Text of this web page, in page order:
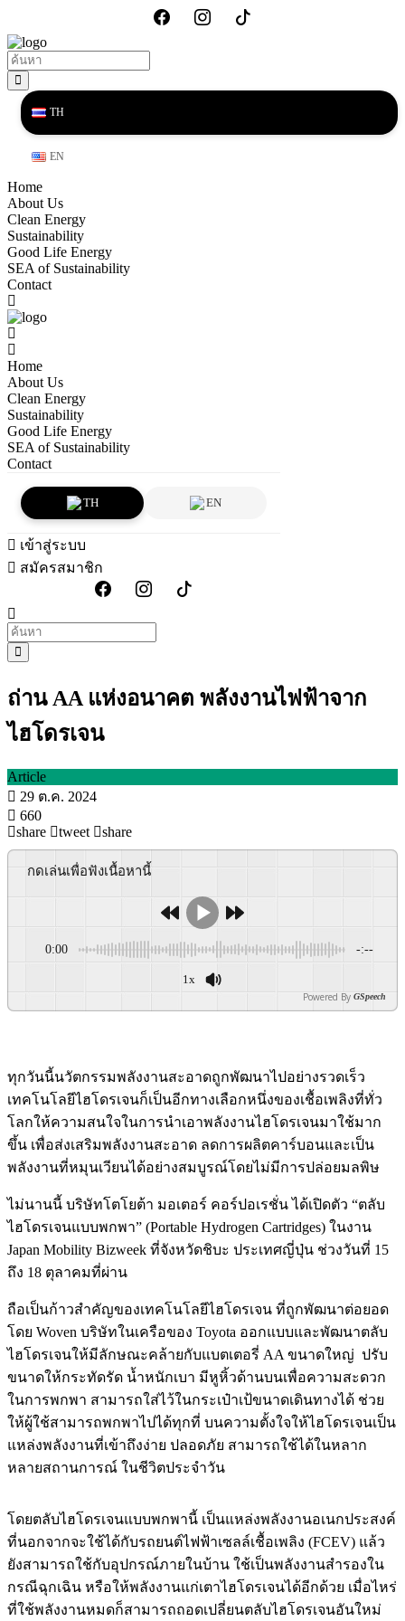
TH
EN
Home
About Us
Clean Energy
Sustainability
Good Life Energy
SEA of Sustainability
Contact
Home
About Us
Clean Energy
Sustainability
Good Life Energy
SEA of Sustainability
Contact
TH EN
เข้าสู่ระบบ
สมัครสมาชิก
ถ่าน AA แห่งอนาคต พลังงานไฟฟ้าจาก
ไฮโดรเจน
Article
29 ต.ค. 2024
660
share
tweet share
กดเล่นเพื่อฟังเนื้อหานี้
0:00 -:--
1x
Powered By GSpeech
ทุกวันนี้นวัตกรรมพลังงานสะอาดถูกพัฒนาไปอย่างรวดเร็ว
เทคโนโลยีไฮโดรเจนก็เป็นอีกทางเลือกหนึ่งของเชื้อเพลิงที่ทั่ว
โลกให้ความสนใจในการนำเอาพลังงานไฮโดรเจนมาใช้มาก
ขึ้น เพื่อส่งเสริมพลังงานสะอาด ลดการผลิตคาร์บอนและเป็น
พลังงานที่หมุนเวียนได้อย่างสมบูรณ์โดยไม่มีการปล่อยมลพิษ
ไม่นานนี้ บริษัทโตโยต้า มอเตอร์ คอร์ปอเรชั่น ได้เปิดตัว “ตลับ
ไฮโดรเจนแบบพกพา” (Portable Hydrogen Cartridges) ในงาน
Japan Mobility Bizweek ที่จังหวัดชิบะ ประเทศญี่ปุ่น ช่วงวันที่ 15
ถึง 18 ตุลาคมที่ผ่าน
ถือเป็นก้าวสำคัญของเทคโนโลยีไฮโดรเจน ที่ถูกพัฒนาต่อยอด
โดย Woven บริษัทในเครือของ Toyota ออกแบบและพัฒนาตลับ
ไฮโดรเจนให้มีลักษณะคล้ายกับแบตเตอรี่ AA ขนาดใหญ่ ปรับ
ขนาดให้กระทัดรัด น้ำหนักเบา มีหูหิ้วด้านบนเพื่อความสะดวก
ในการพกพา สามารถใส่ไว้ในกระเป๋าเป้ขนาดเดินทางได้ ช่วย
ให้ผู้ใช้สามารถพกพาไปได้ทุกที่ บนความตั้งใจให้ไฮโดรเจนเป็น
แหล่งพลังงานที่เข้าถึงง่าย ปลอดภัย สามารถใช้ได้ในหลาก
หลายสถานการณ์ ในชีวิตประจำวัน
โดยตลับไฮโดรเจนแบบพกพานี้ เป็นแหล่งพลังงานอเนกประสงค์
ที่นอกจากจะใช้ได้กับรถยนต์ไฟฟ้าเซลล์เชื้อเพลิง (FCEV) แล้ว
ยังสามารถใช้กับอุปกรณ์ภายในบ้าน ใช้เป็นพลังงานสำรองใน
กรณีฉุกเฉิน หรือให้พลังงานแก่เตาไฮโดรเจนได้อีกด้วย เมื่อไหร่
ที่ใช้พลังงานหมดก็สามารถถอดเปลี่ยนตลับไฮโดรเจนอันใหม่